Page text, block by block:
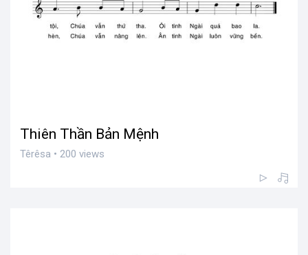
Thiên Thần Bản Mệnh
Têrêsa • 200 views